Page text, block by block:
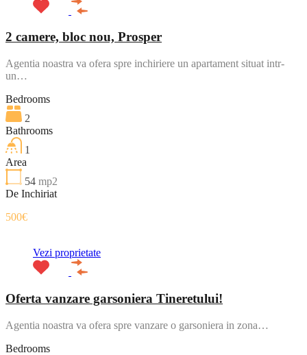
2 camere, bloc nou, Prosper
Agentia noastra va ofera spre inchiriere un apartament situat intr-
un…
Bedrooms
2
Bathrooms
1
Area
54 mp2
De Inchiriat
500€
Vezi proprietate
Oferta vanzare garsoniera Tineretului!
Agentia noastra va ofera spre vanzare o garsoniera in zona…
Bedrooms